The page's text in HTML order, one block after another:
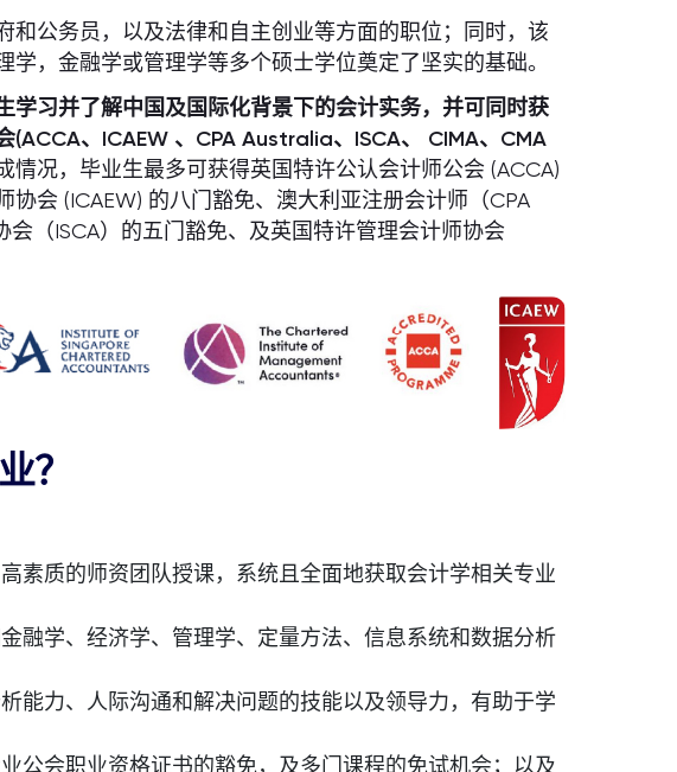
和公务员，以及法律和自主创业等方面的职位；同时，该
，金融学或管理学等多个硕士学位奠定了坚实的基础。
学习并了解中国及国际化背景下的会计实务，并可同时获
、ICAEW 、CPA Australia、ISCA、 CIMA、CMA
情况，毕业生最多可获得英国特许公认会计师公会 (ACCA)
会 (ICAEW) 的八门豁免、澳大利亚注册会计师（CPA
（ISCA）的五门豁免、及英国特许管理会计师协会
？
素质的师资团队授课，系统且全面地获取会计学相关专业
融学、经济学、管理学、定量方法、信息系统和数据分析
能力、人际沟通和解决问题的技能以及领导力，有助于学
公会职业资格证书的豁免，及多门课程的免试机会；以及